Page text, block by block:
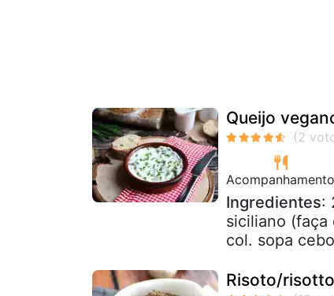
Queijo
Acompanhamento
Ingredientes:
siciliano (faça
col. sopa
Risoto/